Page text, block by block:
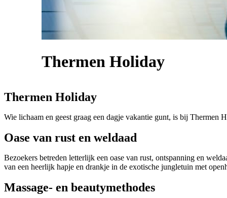
Thermen Holiday
Thermen Holiday
Wie lichaam en geest graag een dagje vakantie gunt, is bij Thermen
Oase van rust en weldaad
Bezoekers betreden letterlijk een oase van rust, ontspanning en
van een heerlijk hapje en drankje in de exotische jungletuin met
Massage- en beautymethodes